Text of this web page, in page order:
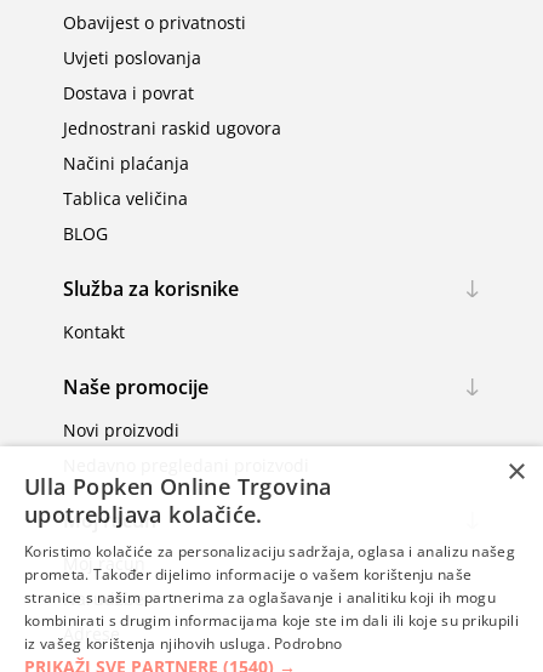
Obavijest o privatnosti
Uvjeti poslovanja
Dostava i povrat
Jednostrani raskid ugovora
Načini plaćanja
Tablica veličina
BLOG
Služba za korisnike
Kontakt
Naše promocije
Novi proizvodi
Moj račun
Moj račun
Narudžbe
Adrese
×
Ulla Popken Online Trgovina
upotrebljava kolačiće.
Koristimo kolačiće za personalizaciju sadržaja, oglasa i analizu našeg
prometa. Također dijelimo informacije o vašem korištenju naše
stranice s našim partnerima za oglašavanje i analitiku koji ih mogu
kombinirati s drugim informacijama koje ste im dali ili koje su prikupili
iz vašeg korištenja njihovih usluga. Podrobno
PRIKAŽI SVE PARTNERE (1540) →